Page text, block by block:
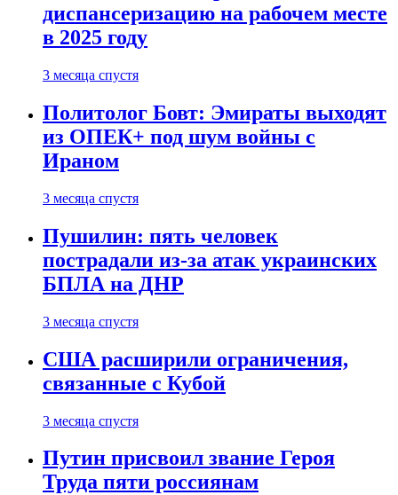
диспансеризацию на рабочем месте
в 2025 году
3 месяца спустя
Политолог Бовт: Эмираты выходят
из ОПЕК+ под шум войны с
Ираном
3 месяца спустя
Пушилин: пять человек
пострадали из-за атак украинских
БПЛА на ДНР
3 месяца спустя
США расширили ограничения,
связанные с Кубой
3 месяца спустя
Путин присвоил звание Героя
Труда пяти россиянам